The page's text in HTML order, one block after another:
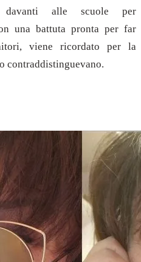
alle scuole per
una battuta pronta per far
viene ricordato per la
contraddistinguevano.